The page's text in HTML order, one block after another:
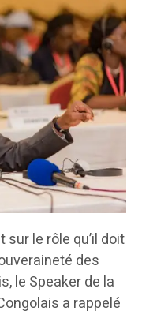
le rôle qu’il doit
des
le Speaker de la
a rappelé